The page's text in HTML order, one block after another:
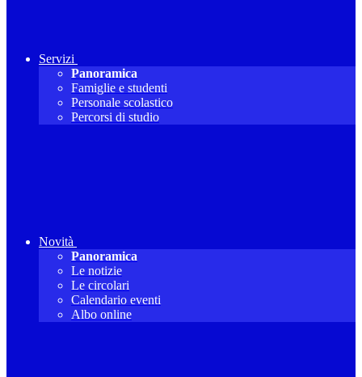
Servizi
Panoramica
Famiglie e studenti
Personale scolastico
Percorsi di studio
Novità
Panoramica
Le notizie
Le circolari
Calendario eventi
Albo online